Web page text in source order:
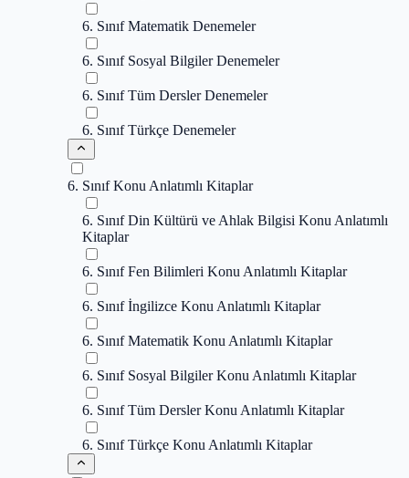
6. Sınıf Matematik Denemeler
6. Sınıf Sosyal Bilgiler Denemeler
6. Sınıf Tüm Dersler Denemeler
6. Sınıf Türkçe Denemeler
6. Sınıf Konu Anlatımlı Kitaplar
6. Sınıf Din Kültürü ve Ahlak Bilgisi Konu Anlatımlı
Kitaplar
6. Sınıf Fen Bilimleri Konu Anlatımlı Kitaplar
6. Sınıf İngilizce Konu Anlatımlı Kitaplar
6. Sınıf Matematik Konu Anlatımlı Kitaplar
6. Sınıf Sosyal Bilgiler Konu Anlatımlı Kitaplar
6. Sınıf Tüm Dersler Konu Anlatımlı Kitaplar
6. Sınıf Türkçe Konu Anlatımlı Kitaplar